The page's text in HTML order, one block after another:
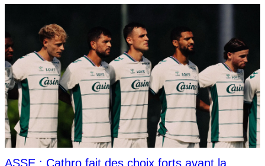
ASSE : Cathro fait des choix forts avant la